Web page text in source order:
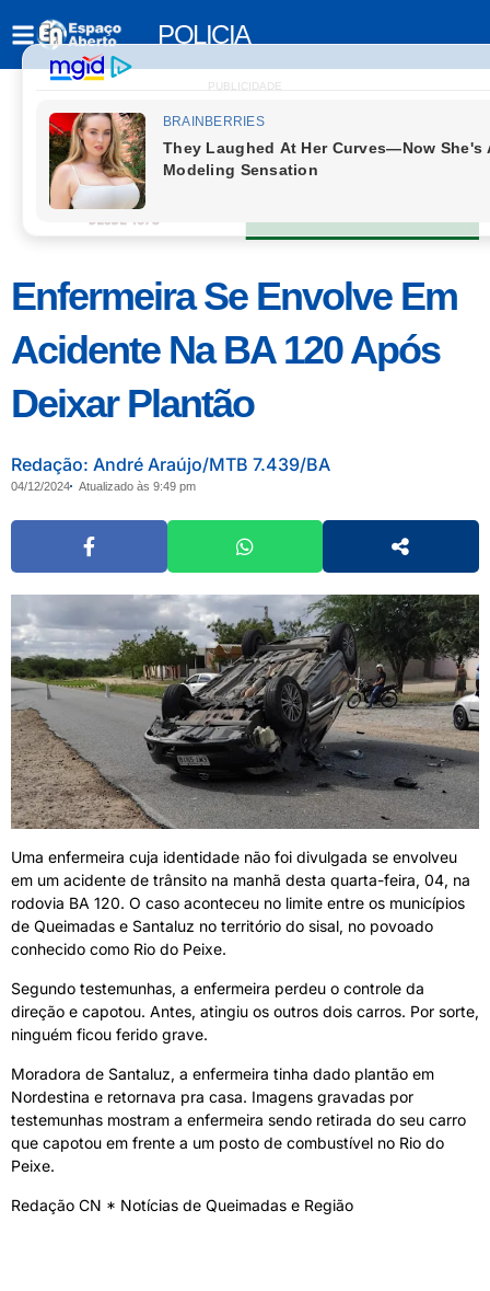
POLICIA
PUBLICIDADE
Enfermeira Se Envolve Em
Acidente Na BA 120 Após
Deixar Plantão
Redação: André Araújo/MTB 7.439/BA
04/12/2024 Atualizado às 9:49 pm
Uma enfermeira cuja identidade não foi divulgada se envolveu
em um acidente de trânsito na manhã desta quarta-feira, 04, na
rodovia BA 120. O caso aconteceu no limite entre os municípios
de Queimadas e Santaluz no território do sisal, no povoado
conhecido como Rio do Peixe.
Segundo testemunhas, a enfermeira perdeu o controle da
direção e capotou. Antes, atingiu os outros dois carros. Por sorte,
ninguém ficou ferido grave.
Moradora de Santaluz, a enfermeira tinha dado plantão em
Nordestina e retornava pra casa. Imagens gravadas por
testemunhas mostram a enfermeira sendo retirada do seu carro
que capotou em frente a um posto de combustível no Rio do
Peixe.
Redação CN * Notícias de Queimadas e Região